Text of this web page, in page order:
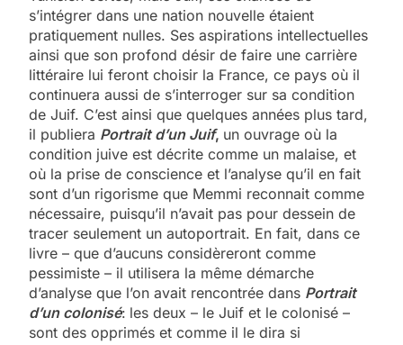
s’intégrer dans une nation nouvelle étaient
pratiquement nulles. Ses aspirations intellectuelles
ainsi que son profond désir de faire une carrière
littéraire lui feront choisir la France, ce pays où il
continuera aussi de s’interroger sur sa condition
de Juif. C’est ainsi que quelques années plus tard,
il publiera Portrait d’un Juif, un ouvrage où la
condition juive est décrite comme un malaise, et
où la prise de conscience et l’analyse qu’il en fait
sont d’un rigorisme que Memmi reconnait comme
nécessaire, puisqu’il n’avait pas pour dessein de
tracer seulement un autoportrait. En fait, dans ce
livre – que d’aucuns considèreront comme
pessimiste – il utilisera la même démarche
d’analyse que l’on avait rencontrée dans Portrait
d’un colonisé: les deux – le Juif et le colonisé –
sont des opprimés et comme il le dira si